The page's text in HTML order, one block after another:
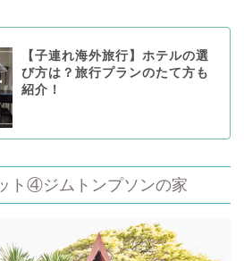
【子連れ海外旅行】ホテルの選
び方は？旅行プランのたて方も
紹介！
ト④ジムトンプソンの家